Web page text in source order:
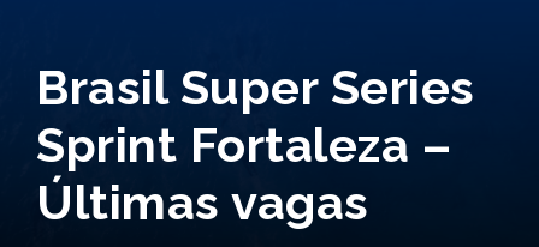
Brasil Super Series
Sprint Fortaleza –
Últimas vagas